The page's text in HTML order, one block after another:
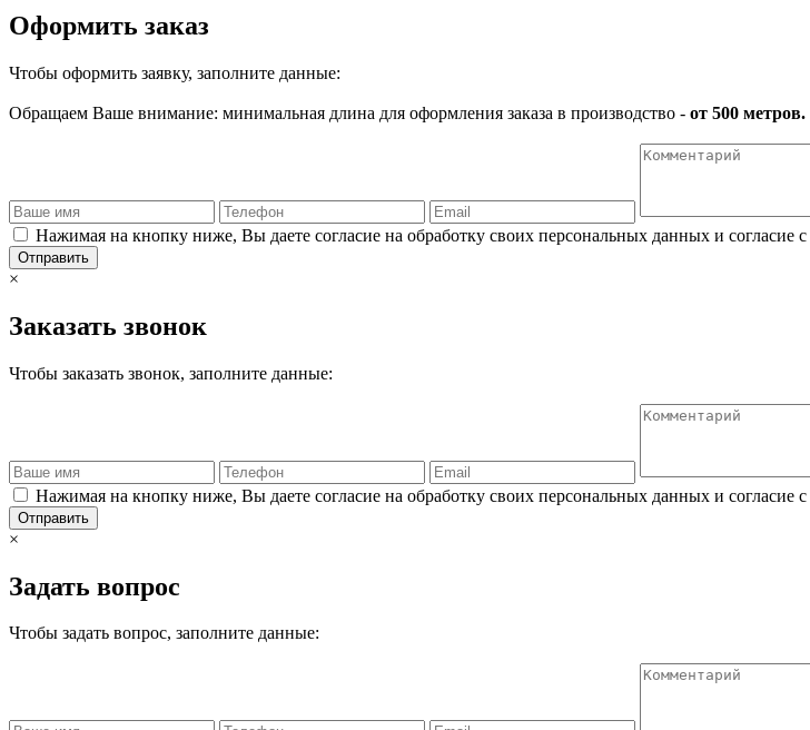
Оформить заказ
Чтобы оформить заявку, заполните данные:
Обращаем Ваше внимание: минимальная длина для оформления заказа в производство - от 500 метров.
Нажимая на кнопку ниже, Вы даете согласие на обработку своих персональных данных и согласие с
Отправить
×
Заказать звонок
Чтобы заказать звонок, заполните данные:
Нажимая на кнопку ниже, Вы даете согласие на обработку своих персональных данных и согласие с
Отправить
×
Задать вопрос
Чтобы задать вопрос, заполните данные: